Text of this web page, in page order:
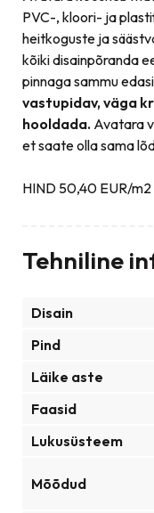
PVC-, kloori- ja
heitkoguste ja
kõiki disainpõranda
pinnaga sammu
vastupidav, väga
hooldada. Avatara
et saate olla sama
HIND 50,40 EUR/m2
Tehniline
Disain
Pind
Läike aste
Faasid
Lukusüsteem
Mõõdud